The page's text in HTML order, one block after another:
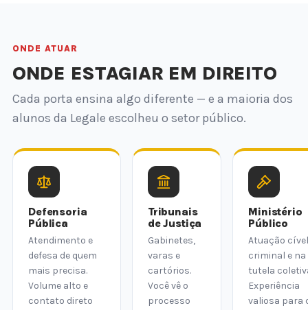
ONDE ATUAR
ONDE ESTAGIAR EM DIREITO
Cada porta ensina algo diferente — e a maioria dos
alunos da Legale escolheu o setor público.
Defensoria
Pública
Atendimento e
defesa de quem
mais precisa.
Volume alto e
contato direto
Tribunais
de Justiça
Gabinetes,
varas e
cartórios.
Você vê o
processo
Ministério
Público
Atuação
criminal e na
tutela
Experiência
valiosa para